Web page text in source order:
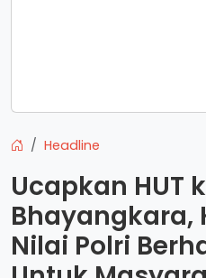
Headline
Ucapkan HUT
Bhayangkara,
Nilai Polri